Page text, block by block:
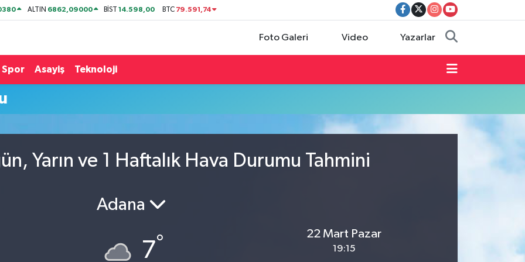
ALTIN 6862,09000 BİST14.598,00 BTC 79.591,74
Foto Galeri Video Yazarlar
Spor Asayiş Teknoloji
Yarın ve 1 Haftalık Hava Durumu Tahmini
Adana
7°
22 Mart Pazar
19:15